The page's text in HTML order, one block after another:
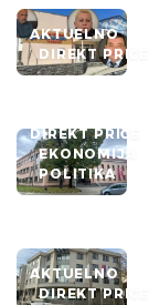
AKTUELNO
DIREKT PRIČE
DIREKT PRIČE
EKONOMIJA
POLITIKA
AKTUELNO
DIREKT PRIČE